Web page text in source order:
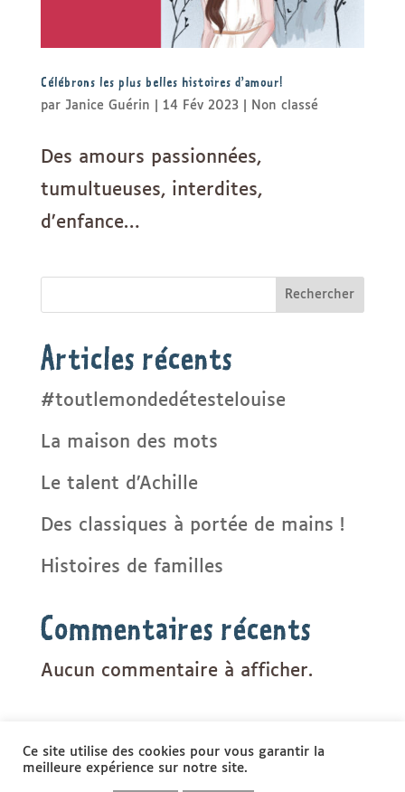
Célébrons les plus belles histoires d’amour!
par Janice Guérin 14 Fév 2023| Non classé
Des amours passionnées,
tumultueuses, interdites,
d’enfance…
Rechercher
Articles récents
#toutlemondedétestelouise
La maison des mots
Le talent d’Achille
Des classiques à portée de mains !
Histoires de familles
Commentaires récents
Aucun commentaire à afficher.
CONTACT
Ce site utilise des cookies pour vous garantir la
meilleure expérience sur notre site.